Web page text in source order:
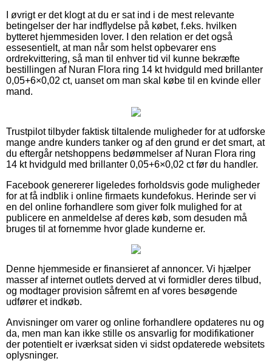
I øvrigt er det klogt at du er sat ind i de mest relevante
betingelser der har indflydelse på købet, f.eks. hvilken
bytteret hjemmesiden lover. I den relation er det også
essesentielt, at man når som helst opbevarer ens
ordrekvittering, så man til enhver tid vil kunne bekræfte
bestillingen af Nuran Flora ring 14 kt hvidguld med brillanter
0,05+6×0,02 ct, uanset om man skal købe til en kvinde eller
mand.
Trustpilot tilbyder faktisk tiltalende muligheder for at udforske
mange andre kunders tanker og af den grund er det smart, at
du eftergår netshoppens bedømmelser af Nuran Flora ring
14 kt hvidguld med brillanter 0,05+6×0,02 ct før du handler.
Facebook genererer ligeledes forholdsvis gode muligheder
for at få indblik i online firmaets kundefokus. Herinde ser vi
en del online forhandlere som giver folk mulighed for at
publicere en anmeldelse af deres køb, som desuden må
bruges til at fornemme hvor glade kunderne er.
Denne hjemmeside er finansieret af annoncer. Vi hjælper
masser af internet outlets derved at vi formidler deres tilbud,
og modtager provision såfremt en af vores besøgende
udfører et indkøb.
Anvisninger om varer og online forhandlere opdateres nu og
da, men man kan ikke stille os ansvarlig for modifikationer
der potentielt er iværksat siden vi sidst opdaterede websitets
oplysninger.